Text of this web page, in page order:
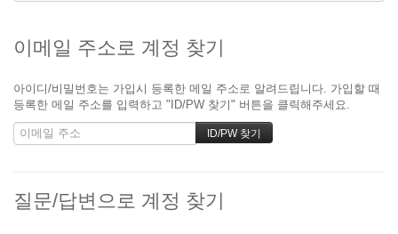
이메일 주소로 계정 찾기
아이디/비밀번호는 가입시 등록한 메일 주소로 알려드립니다. 가입할 때
등록한 메일 주소를 입력하고 "ID/PW 찾기" 버튼을 클릭해주세요.
질문/답변으로 계정 찾기